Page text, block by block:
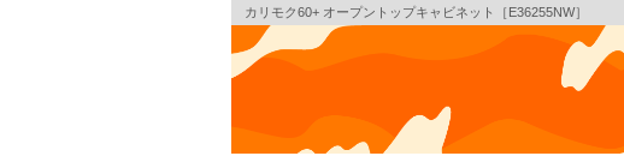
カリモク60+ オープントップキャビネット［E36255NW］